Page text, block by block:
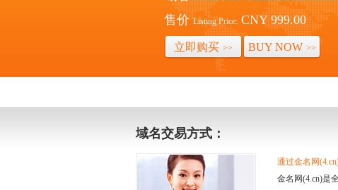
售价 Listing Price: CNY 999.00
立即购买 >> BUY NOW >>
域名交易方式：
通过金名网
金名网(4.cn)是